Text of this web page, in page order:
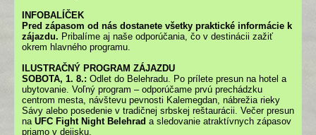
INFOBALÍČEK
Pred zápasom od nás dostanete všetky praktické informácie k
zájazdu. Pribalíme aj naše odporúčania, čo v destinácii zažiť
okrem hlavného programu.
ILUSTRAČNÝ PROGRAM ZÁJAZDU
SOBOTA, 1. 8.: Odlet do Belehradu. Po prílete presun na hotel a
ubytovanie. Voľný program – odporúčame prvú prechádzku
centrom mesta, návštevu pevnosti Kalemegdan, nábrežia rieky
Sávy alebo posedenie v tradičnej srbskej reštaurácii. Večer presun
na UFC Fight Night Belehrad a sledovanie atraktívnych zápasov
priamo v dejisku.